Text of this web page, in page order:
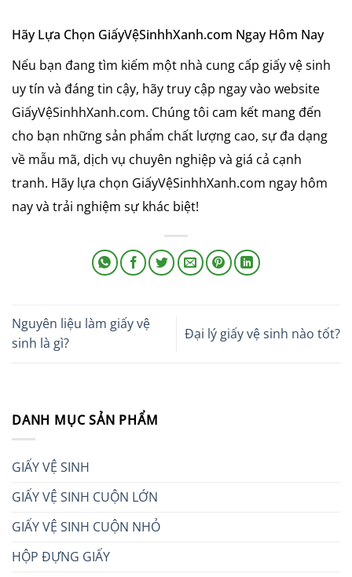
Hãy Lựa Chọn GiấyVệSinhhXanh.com Ngay Hôm Nay
Nếu bạn đang tìm kiếm một nhà cung cấp giấy vệ sinh
uy tín và đáng tin cậy, hãy truy cập ngay vào website
GiấyVệSinhhXanh.com. Chúng tôi cam kết mang đến
cho bạn những sản phẩm chất lượng cao, sự đa dạng
về mẫu mã, dịch vụ chuyên nghiệp và giá cả cạnh
tranh. Hãy lựa chọn GiấyVệSinhhXanh.com ngay hôm
nay và trải nghiệm sự khác biệt!
Nguyên liệu làm giấy vệ
sinh là gì?
Đại lý giấy vệ sinh nào tốt?
DANH MỤC SẢN PHẨM
GIẤY VỆ SINH
GIẤY VỆ SINH CUỘN LỚN
GIẤY VỆ SINH CUỘN NHỎ
HỘP ĐỰNG GIẤY